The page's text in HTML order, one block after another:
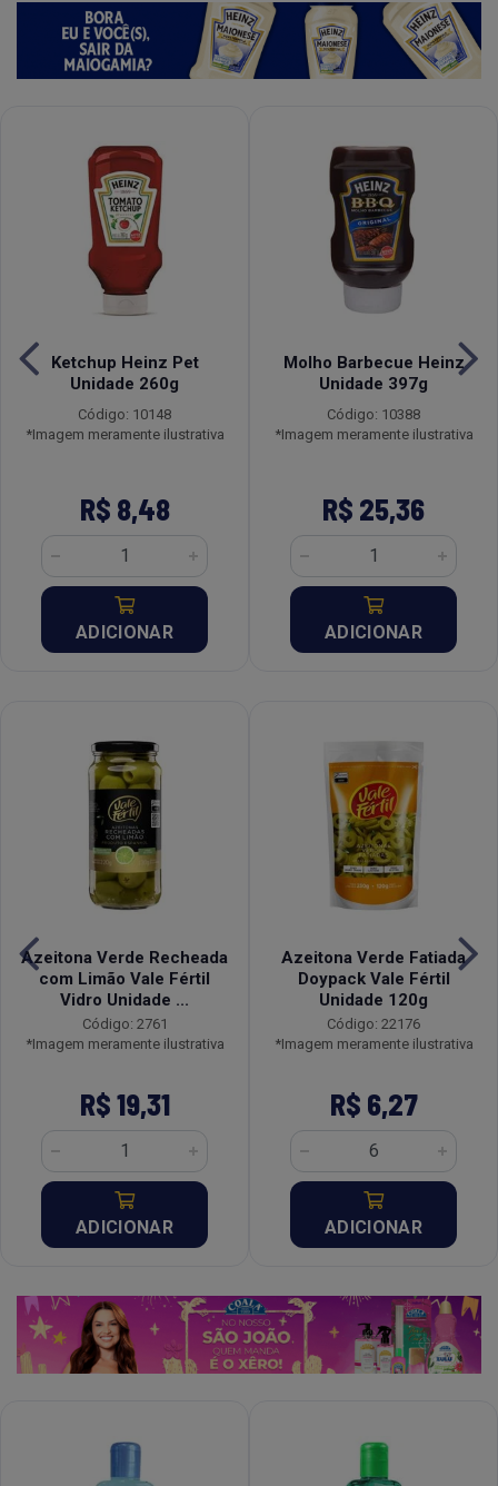
Ketchup Heinz Pet
Unidade 260g
Código: 10148
*Imagem meramente ilustrativa
R$ 8,48
ADICIONAR
Molho Barbecue Heinz
Unidade 397g
Código: 10388
*Imagem meramente ilustrativa
R$ 25,36
ADICIONAR
Azeitona Verde Recheada
com Limão Vale Fértil
Vidro Unidade ...
Código: 2761
*Imagem meramente ilustrativa
R$ 19,31
ADICIONAR
Azeitona Verde Fatiada
Doypack Vale Fértil
Unidade 120g
Código: 22176
*Imagem meramente ilustrativa
R$ 6,27
ADICIONAR